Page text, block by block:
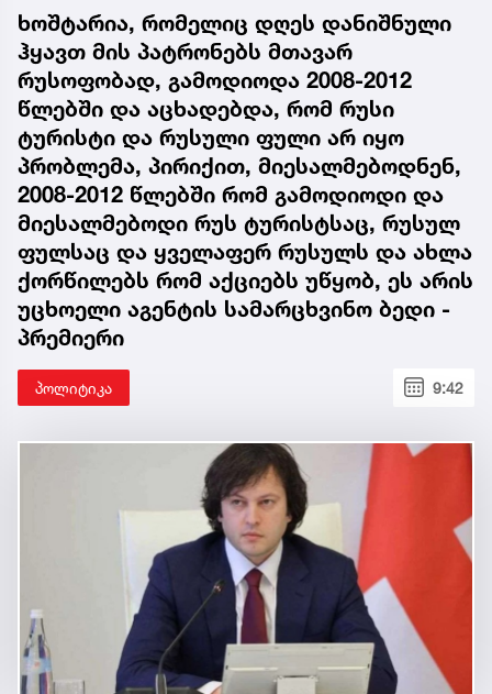
ხოშტარია, რომელიც დღეს დანიშნული
ჰყავთ მის პატრონებს მთავარ
რუსოფობად, გამოდიოდა 2008-2012
წლებში და აცხადებდა, რომ რუსი
ტურისტი და რუსული ფული არ იყო
პრობლემა, პირიქით, მიესალმებოდნენ,
2008-2012 წლებში რომ გამოდიოდი და
მიესალმებოდი რუს ტურისტსაც, რუსულ
ფულსაც და ყველაფერ რუსულს და ახლა
ქორწილებს რომ აქციებს უწყობ, ეს არის
უცხოელი აგენტის სამარცხვინო ბედი -
პრემიერი
პოლიტიკა 9:42